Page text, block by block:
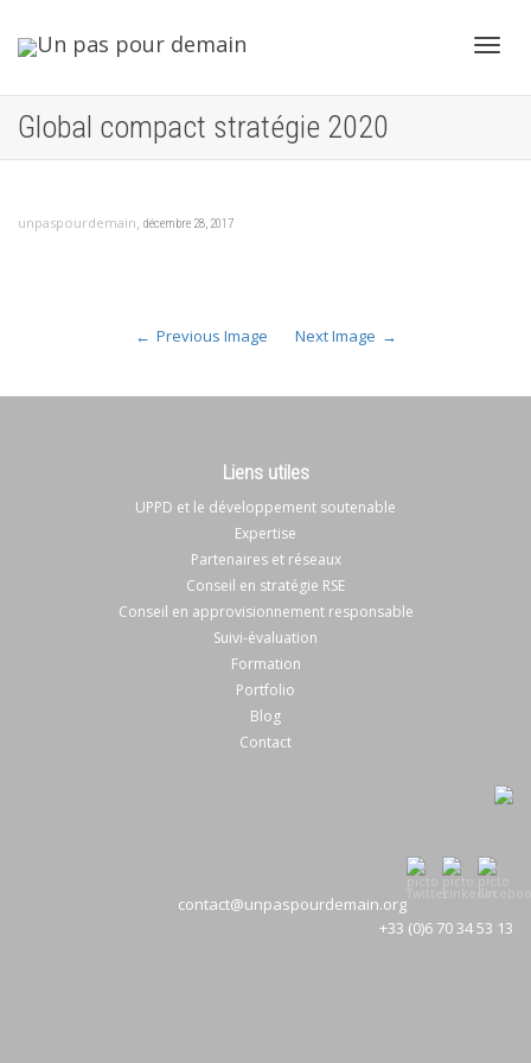
Global compact stratégie 2020
unpaspourdemain, décembre 28, 2017
Previous Image Next Image
Liens utiles
UPPD et le développement soutenable
Expertise
Partenaires et réseaux
Conseil en stratégie RSE
Conseil en approvisionnement responsable
Suivi-évaluation
Formation
Portfolio
Blog
Contact
contact@unpaspourdemain.org
+33 (0)6 70 34 53 13